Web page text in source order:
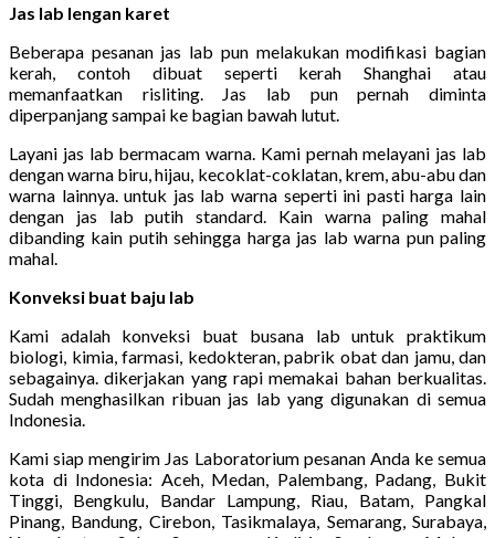
Jas lab lengan karet
Beberapa pesanan jas lab pun melakukan modifikasi bagian
kerah, contoh dibuat seperti kerah Shanghai atau
memanfaatkan risliting. Jas lab pun pernah diminta
diperpanjang sampai ke bagian bawah lutut.
Layani jas lab bermacam warna. Kami pernah melayani jas lab
dengan warna biru, hijau, kecoklat-coklatan, krem, abu-abu dan
warna lainnya. untuk jas lab warna seperti ini pasti harga lain
dengan jas lab putih standard. Kain warna paling mahal
dibanding kain putih sehingga harga jas lab warna pun paling
mahal.
Konveksi buat baju lab
Kami adalah konveksi buat busana lab untuk praktikum
biologi, kimia, farmasi, kedokteran, pabrik obat dan jamu, dan
sebagainya. dikerjakan yang rapi memakai bahan berkualitas.
Sudah menghasilkan ribuan jas lab yang digunakan di semua
Indonesia.
Kami siap mengirim Jas Laboratorium pesanan Anda ke semua
kota di Indonesia: Aceh, Medan, Palembang, Padang, Bukit
Tinggi, Bengkulu, Bandar Lampung, Riau, Batam, Pangkal
Pinang, Bandung, Cirebon, Tasikmalaya, Semarang, Surabaya,